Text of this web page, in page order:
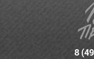
8